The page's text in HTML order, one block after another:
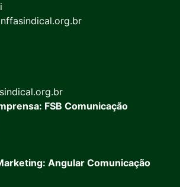
FSB Comunicação
Angular Comunicação